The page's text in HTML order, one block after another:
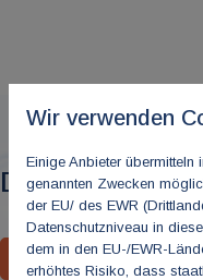
Das könnte
ZURÜCK ZUR
Wir verwenden
Einige Anbieter
genannten Zwecken
der EU/ des EWR
Datenschutzniveau in
dem in den EU-/EWR-
erhöhtes Risiko, dass